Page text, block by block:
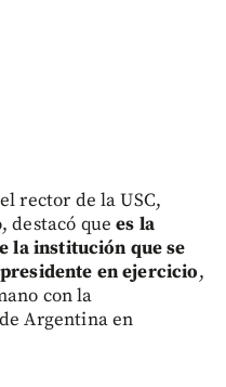
rector de la USC,
destacó que es la
la institución que se
en ejercicio,
con la
Argentina en